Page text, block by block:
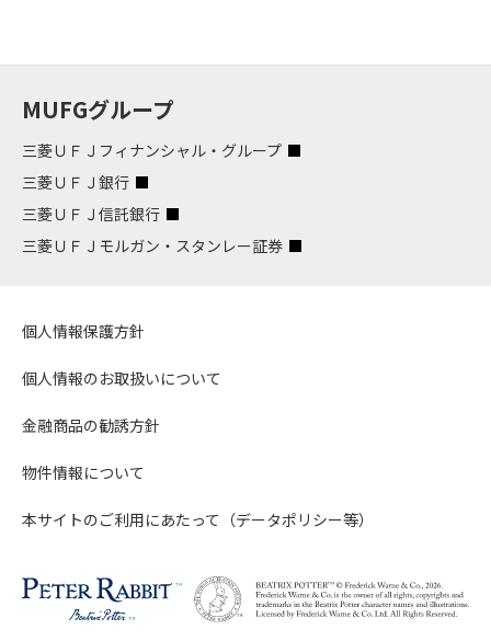
MUFGグループ
三菱ＵＦＪフィナンシャル・グループ
三菱ＵＦＪ銀行
三菱ＵＦＪ信託銀行
三菱ＵＦＪモルガン・スタンレー証券
個人情報保護方針
個人情報のお取扱いについて
金融商品の勧誘方針
物件情報について
本サイトのご利用にあたって（データポリシー等）